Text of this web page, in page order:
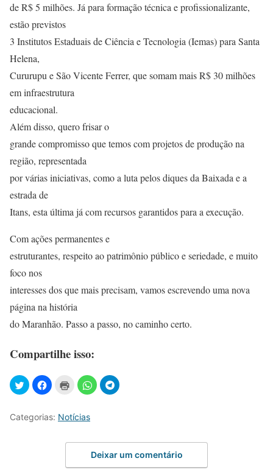
de R$ 5 milhões. Já para formação técnica e profissionalizante,
estão previstos
3 Institutos Estaduais de Ciência e Tecnologia (Iemas) para Santa
Helena,
Cururupu e São Vicente Ferrer, que somam mais R$ 30 milhões
em infraestrutura
educacional.
Além disso, quero frisar o
grande compromisso que temos com projetos de produção na
região, representada
por várias iniciativas, como a luta pelos diques da Baixada e a
estrada de
Itans, esta última já com recursos garantidos para a execução.
Com ações permanentes e
estruturantes, respeito ao patrimônio público e seriedade, e muito
foco nos
interesses dos que mais precisam, vamos escrevendo uma nova
página na história
do Maranhão. Passo a passo, no caminho certo.
Compartilhe isso:
Categorias: Notícias
Deixar um comentário